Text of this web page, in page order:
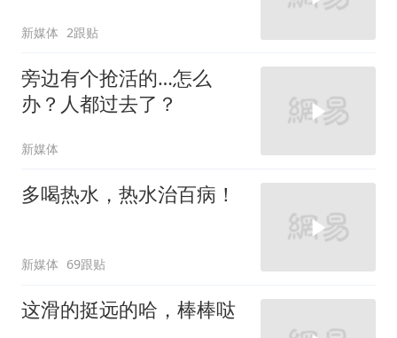
新媒体 2跟贴
旁边有个抢活的…怎么
办？人都过去了？
新媒体
多喝热水，热水治百病！
新媒体 69跟贴
这滑的挺远的哈，棒棒哒